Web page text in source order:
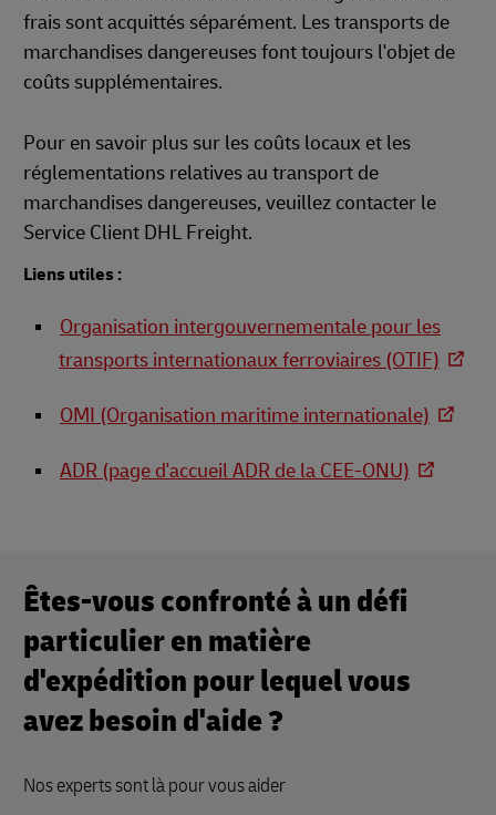
frais sont acquittés séparément. Les transports de
marchandises dangereuses font toujours l'objet de
coûts supplémentaires.
Pour en savoir plus sur les coûts locaux et les
réglementations relatives au transport de
marchandises dangereuses, veuillez contacter le
Service Client DHL Freight.
Liens utiles :
Organisation intergouvernementale pour les
transports internationaux ferroviaires (OTIF)
OMI (Organisation maritime internationale)
ADR (page d'accueil ADR de la CEE-ONU)
Êtes-vous confronté à un défi
particulier en matière
d'expédition pour lequel vous
avez besoin d'aide ?
Nos experts sont là pour vous aider